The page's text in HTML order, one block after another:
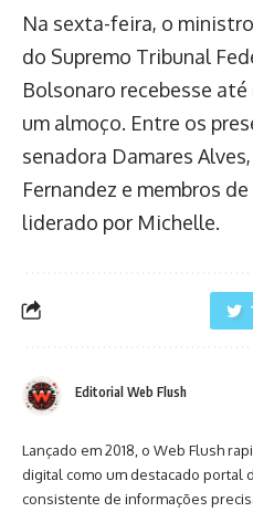
Na sexta-feira, o
do Supremo Tribunal
Bolsonaro recebesse
um almoço. Entre os
senadora Damares
Fernandez e membros
liderado por Michelle.
Editorial Web Flush
Lançado em 2018, o Web Flush
digital como um destacado portal
consistente de informações